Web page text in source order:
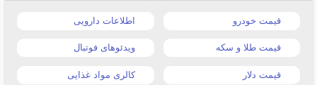
قیمت خودرو اطلاعات دارویی
قیمت طلا و سکه ویدئوهای فوتبال
قیمت دلار کالری مواد غذایی